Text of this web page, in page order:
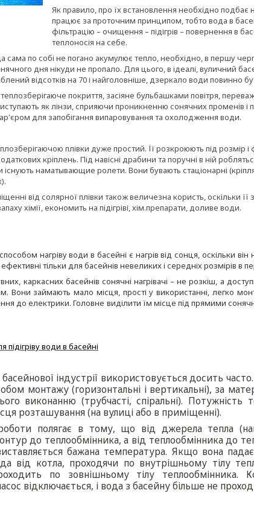
Як правило, про їх встановлення необхідно подбає
працює за проточним принципом, тобто вода в
фільтрацію – очищення – підігрів – повернення в
теплоносія на себе.
по собі не погано акумулює тепло, необхідно, в першу
дня нікуди не пропало. Для цього, в ідеалі, вуличний
відсотків на 70 і найголовніше, дзеркало води повинно
покриття, засіяне бульбашками повітря,
як лінзи, сприяючи проникненню сонячних променів
для запобігання випаровування та охолодження води.
плівки дуже простий. Її розкроюють під
кріплень. Під навісні драбини та поручні в ній
існують наматывающие ролети. Вони бувають стаціонарні
від солярної плівки також величезна користь, оскільки
хімії, економить на підігріві, хім.препарати, доливе води.
нагріву води в басейні є нагрів від сонця, оскільки
ефективні тільки для басейнів невеликих і середніх розмірів в
каркасних басейнів сонячні нагрівачі – не розкіш, а
займають мало місця, прості у використанні, легко
до електрики. Головне виділити їм місце під прямими
води в басейні
індустрії використовується досить
монтажу (горизонтальні і вертикальні), за
виконанню (трубчасті, спіральні).
розташування (на вулиці або в приміщенні).
полягає в тому, що від джерела тепла
до теплообмінника, а від теплообмінника до
бажана температура. Якщо вона
від котла, проходячи по внутрішньому тілу
по зовнішньому тілу теплообмінника.
відключається, і вода з басейну більше не